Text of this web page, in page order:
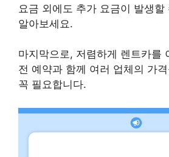
요금 외에도 추가 요금이 발생할
알아보세요.
마지막으로, 저렴하게 렌트카를
전 예약과 함께 여러 업체의 가
꼭 필요합니다.